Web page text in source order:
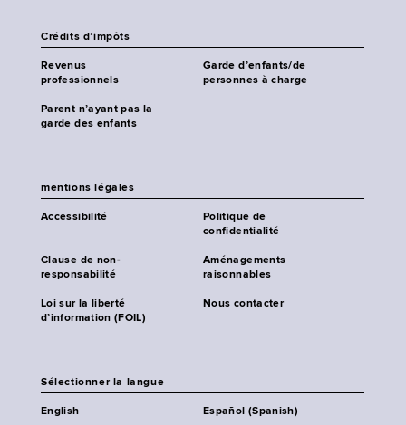
Crédits d’impôts
Revenus
professionnels
Garde d’enfants/de
personnes à charge
Parent n’ayant pas la
garde des enfants
mentions légales
Accessibilité
Politique de
confidentialité
Clause de non-
responsabilité
Aménagements
raisonnables
Loi sur la liberté
d’information (FOIL)
Nous contacter
Sélectionner la langue
English Español (Spanish)